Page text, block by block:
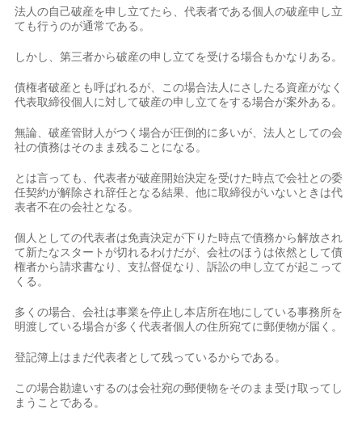
法人の自己破産を申し立てたら、代表者である個人の破産申し立
ても行うのが通常である。
しかし、第三者から破産の申し立てを受ける場合もかなりある。
債権者破産とも呼ばれるが、この場合法人にさしたる資産がなく
代表取締役個人に対して破産の申し立てをする場合が案外ある。
無論、破産管財人がつく場合が圧倒的に多いが、法人としての会
社の債務はそのまま残ることになる。
とは言っても、代表者が破産開始決定を受けた時点で会社との委
任契約が解除され辞任となる結果、他に取締役がいないときは代
表者不在の会社となる。
個人としての代表者は免責決定が下りた時点で債務から解放され
て新たなスタートが切れるわけだが、会社のほうは依然として債
権者から請求書なり、支払督促なり、訴訟の申し立てが起こって
くる。
多くの場合、会社は事業を停止し本店所在地にしている事務所を
明渡している場合が多く代表者個人の住所宛てに郵便物が届く。
登記簿上はまだ代表者として残っているからである。
この場合勘違いするのは会社宛の郵便物をそのまま受け取ってし
まうことである。